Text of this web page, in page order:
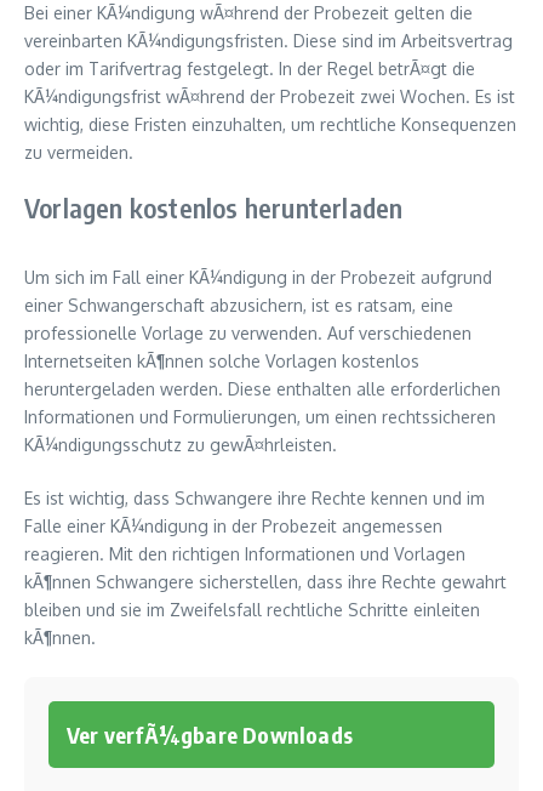
Bei einer KÃ¼ndigung wÃ¤hrend der Probezeit gelten die
vereinbarten KÃ¼ndigungsfristen. Diese sind im Arbeitsvertrag
oder im Tarifvertrag festgelegt. In der Regel betrÃ¤gt die
KÃ¼ndigungsfrist wÃ¤hrend der Probezeit zwei Wochen. Es ist
wichtig, diese Fristen einzuhalten, um rechtliche Konsequenzen
zu vermeiden.
Vorlagen kostenlos herunterladen
Um sich im Fall einer KÃ¼ndigung in der Probezeit aufgrund
einer Schwangerschaft abzusichern, ist es ratsam, eine
professionelle Vorlage zu verwenden. Auf verschiedenen
Internetseiten kÃ¶nnen solche Vorlagen kostenlos
heruntergeladen werden. Diese enthalten alle erforderlichen
Informationen und Formulierungen, um einen rechtssicheren
KÃ¼ndigungsschutz zu gewÃ¤hrleisten.
Es ist wichtig, dass Schwangere ihre Rechte kennen und im
Falle einer KÃ¼ndigung in der Probezeit angemessen
reagieren. Mit den richtigen Informationen und Vorlagen
kÃ¶nnen Schwangere sicherstellen, dass ihre Rechte gewahrt
bleiben und sie im Zweifelsfall rechtliche Schritte einleiten
kÃ¶nnen.
Ver verfÃ¼gbare Downloads